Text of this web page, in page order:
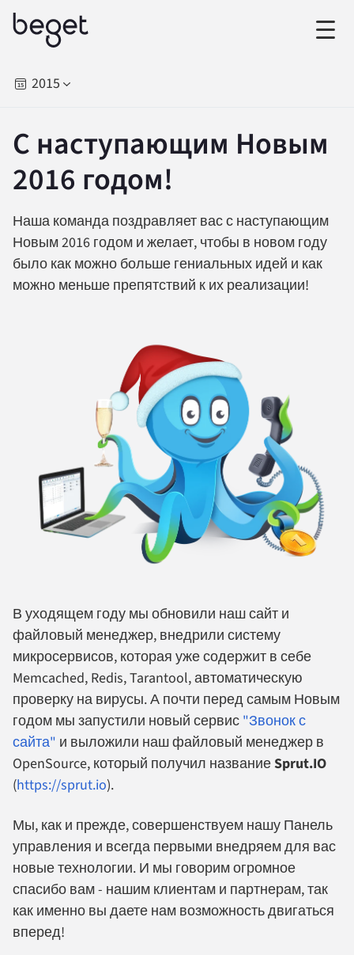
2015
С наступающим Новым
2016 годом!
Наша команда поздравляет вас с наступающим
Новым 2016 годом и желает, чтобы в новом году
было как можно больше гениальных идей и как
можно меньше препятствий к их реализации!
В уходящем году мы обновили наш сайт и
файловый менеджер, внедрили систему
микросервисов, которая уже содержит в себе
Memcached, Redis, Tarantool, автоматическую
проверку на вирусы. А почти перед самым Новым
годом мы запустили новый сервис "Звонок с
сайта" и выложили наш файловый менеджер в
OpenSource, который получил названиеSprut.IO
(https://sprut.io).
Мы, как и прежде, совершенствуем нашу Панель
управления и всегда первыми внедряем для вас
новые технологии. И мы говорим огромное
спасибо вам - нашим клиентам и партнерам, так
как именно вы даете нам возможность двигаться
вперед!